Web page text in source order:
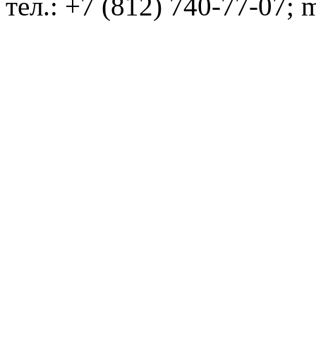
тел.: +7 (812) 740-77-07;